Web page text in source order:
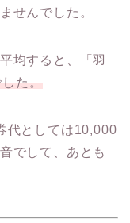
せんでした。
均すると、「羽
た。
代としては10,000
でして、あとも